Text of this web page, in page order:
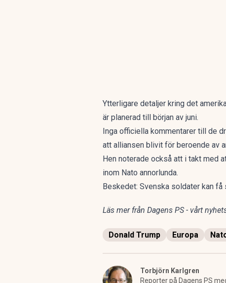
Ytterligare detaljer kring det
är planerad till början av juni.
Inga officiella kommentarer till de
att alliansen blivit för beroende av
Hen noterade också att i takt med
inom Nato annorlunda.
Beskedet: Svenska soldater kan
Läs mer från Dagens PS - vårt
Donald Trump Europa
Torbjörn Karlgren
Reporter på Dagens PS